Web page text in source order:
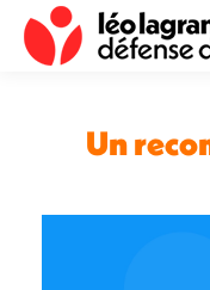
Un